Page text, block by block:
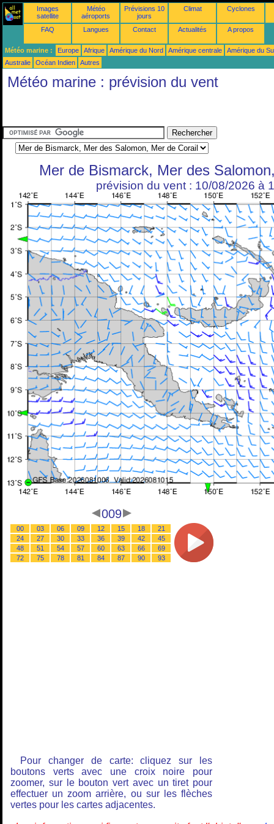
Images
satellite
Météo
aéroports
Prévisions 10
jours
Climat Cyclones
FAQ Langues Contact Actualités A propos
Météo marine : Europe Afrique Amérique du Nord Amérique centrale
Amérique du
Australie
Océan Indien Autres
Météo marine : prévision du vent
Mer de Bismarck, Mer des
prévision du vent : 10/08/2026 à
009
00 03 06 09 12 15 18
21
24
27 30 33 36 39 42
45
48
51 54 57 60 63 66
69
72
75 78 81 84 87 90 93
Pour changer de carte: cliquez sur les
boutons verts avec une croix noire pour
zoomer, sur le bouton vert avec un tiret pour
effectuer un zoom arrière, ou sur les flèches
vertes pour les cartes adjacentes.